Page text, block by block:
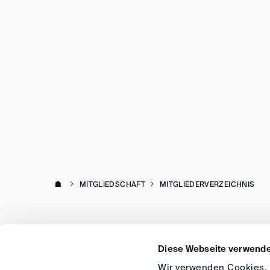
Diese Webseite
Wir verwenden
MITGLIEDSCHAFT MITGLIEDERVERZEICHNIS